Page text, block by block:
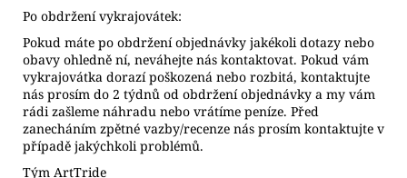
Po obdržení vykrajovátek:
Pokud máte po obdržení objednávky jakékoli dotazy nebo
obavy ohledně ní, neváhejte nás kontaktovat. Pokud vám
vykrajovátka dorazí poškozená nebo rozbitá, kontaktujte
nás prosím do 2 týdnů od obdržení objednávky a my vám
rádi zašleme náhradu nebo vrátíme peníze. Před
zanecháním zpětné vazby/recenze nás prosím kontaktujte v
případě jakýchkoli problémů.
Tým ArtTride